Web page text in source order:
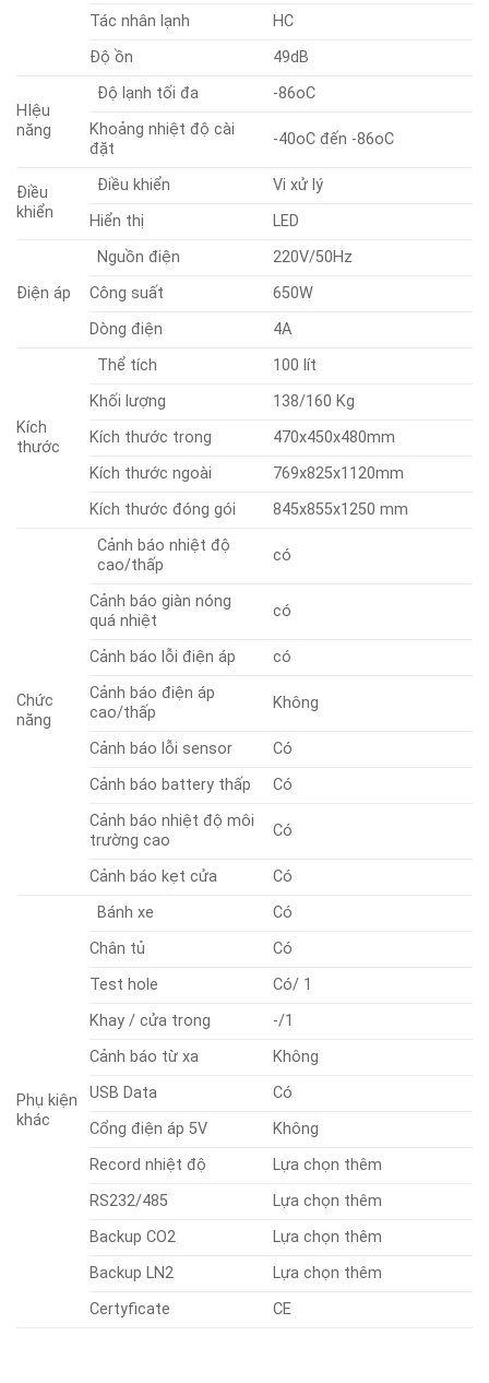
Tác nhân lạnh
HC
Độ ồn
49dB
HIệu
năng
Độ lạnh tối đa
-86oC
Khoảng nhiệt độ cài
đặt
-40oC đến -86oC
Điều
khiển
Điều khiển
Vi xử lý
Hiển thị
LED
Điện áp
Nguồn điện
220V/50Hz
Công suất
650W
Dòng điện
4A
Kích
thước
Thể tích
100 lít
Khối lượng
138/160 Kg
Kích thước trong
470x450x480mm
Kích thước ngoài
769x825x1120mm
Kích thước đóng gói
845x855x1250 mm
Chức
năng
Cảnh báo nhiệt độ
cao/thấp
có
Cảnh báo giàn nóng
quá nhiệt
có
Cảnh báo lỗi điện áp
có
Cảnh báo điện áp
cao/thấp
Không
Cảnh báo lỗi sensor
Có
Cảnh báo battery thấp
Có
Cảnh báo nhiệt độ môi
trường cao
Có
Cảnh báo kẹt cửa Có
Phụ kiện
khác
Bánh xe
Có
Chân tủ
Có
Test hole
Có/ 1
Khay / cửa trong
-/1
Cảnh báo từ xa
Không
USB Data
Có
Cổng điện áp 5V
Không
Record nhiệt độ
Lựa chọn thêm
RS232/485
Lựa chọn thêm
Backup CO2
Lựa chọn thêm
Backup LN2
Lựa chọn thêm
Certyficate
CE